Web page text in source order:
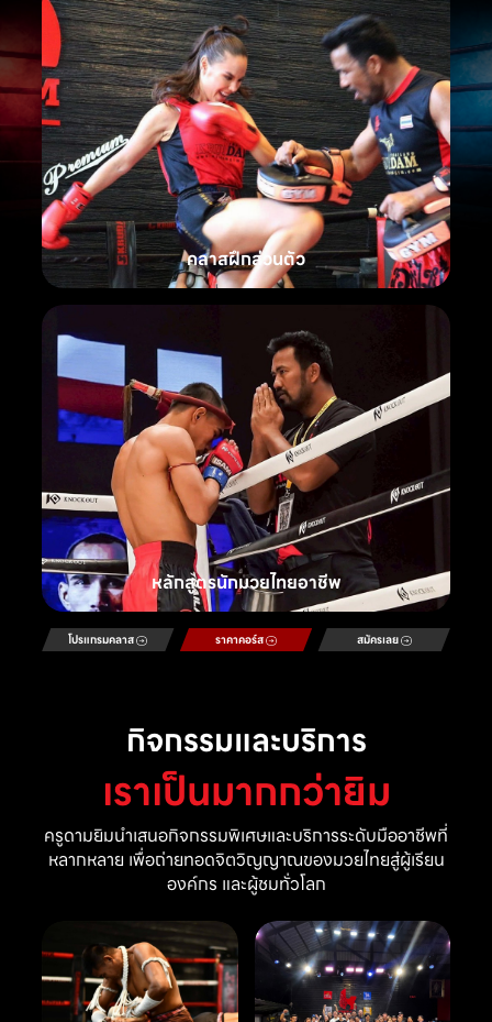
คลาสฝึกส่วนตัว
หลักสูตรนักมวยไทยอาชีพ
โปรแกรมคลาส ราคาคอร์ส สมัครเลย
กิจกรรมและบริการ
เราเป็นมากกว่ายิม
ครูดามยิมนำเสนอกิจกรรมพิเศษและบริการระดับมืออาชีพที่
หลากหลาย เพื่อถ่ายทอดจิตวิญญาณของมวยไทยสู่ผู้เรียน
องค์กร และผู้ชมทั่วโลก